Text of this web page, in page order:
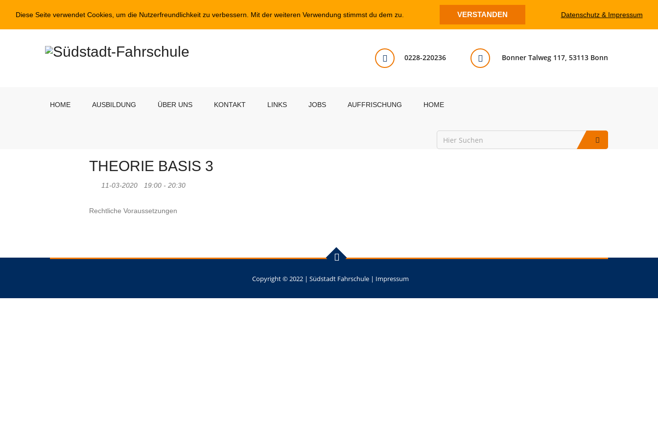
Bonner Talweg 117, 53113 Bonn
0228-220236
HOME AUSBILDUNG ÜBER UNS KONTAKT LINKS JOBS AUFFRISCHUNG HOME
THEORIE BASIS 3
11-03-2020 19:00 - 20:30
Rechtliche Voraussetzungen
Copyright © 2022 | Südstadt Fahrschule | Impressum
Diese Seite verwendet Cookies, um die Nutzerfreundlichkeit zu verbessern. Mit der weiteren Verwendung stimmst du dem zu. VERSTANDEN Datenschutz & Impressum